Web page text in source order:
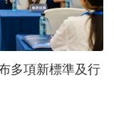
多項新標準及行